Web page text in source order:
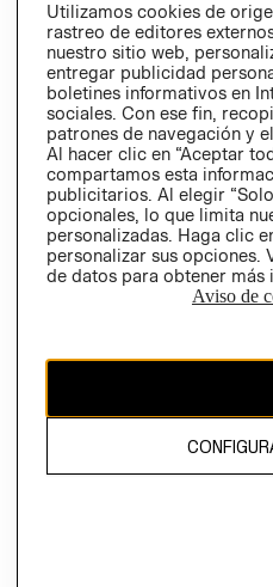
Chile ($)
Utilizamos cookies de
rastreo de editores
nuestro sitio web,
entregar publicidad
boletines informativos en
sociales. Con ese fin,
patrones de navegación y
Al hacer clic en “Aceptar
compartamos esta
publicitarios. Al elegir
opcionales, lo que limita
personalizadas. Haga clic
personalizar sus opciones.
de datos para obtener más
Aviso de